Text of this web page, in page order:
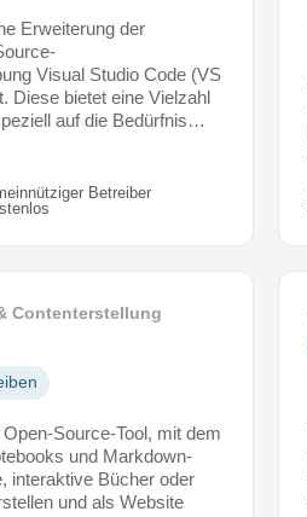
Erweiterung der
Visual Studio Code (VS
Diese bietet eine Vielzahl
auf die Bedürfnis…
Betreiber
Contenterstellung
Source-Tool, mit dem
und Markdown-
interaktive Bücher oder
und als Website